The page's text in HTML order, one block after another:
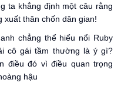
ta khẳng định một câu rằng
xuất thân chốn dân gian!
chẳng thể hiểu nổi Ruby
cô gái tầm thường là ý gì?
điều đó vì điều quan trọng
hậu